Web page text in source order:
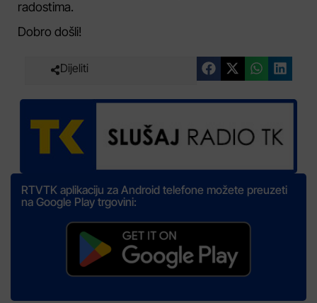
radostima.
Dobro došli!
Dijeliti
RTVTK aplikaciju za Android telefone možete preuzeti
na Google Play trgovini: